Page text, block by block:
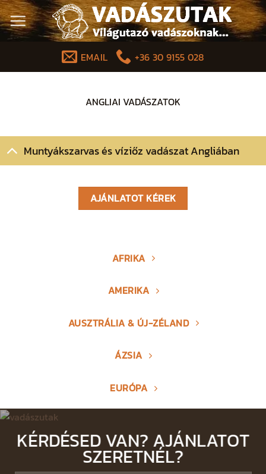
Skip
to
content
EMAIL
+36 30 9155 028
ANGLIAI VADÁSZATOK
Muntyákszarvas és víziőz vadászat Angliában
AJÁNLATOT KÉREK
AFRIKA
AMERIKA
AUSZTRÁLIA & ÚJ-ZÉLAND
ÁZSIA
EURÓPA
KÉRDÉSED VAN? AJÁNLATOT
SZERETNÉL?